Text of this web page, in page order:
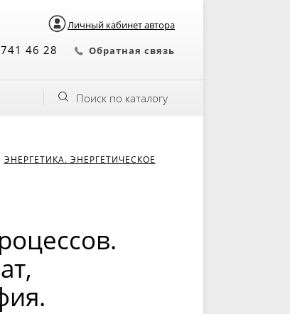
Личный кабинет автора
46 28 Обратная связь
Поиск по каталогу
ЭНЕРГЕТИКА. ЭНЕРГЕТИЧЕСКОЕ